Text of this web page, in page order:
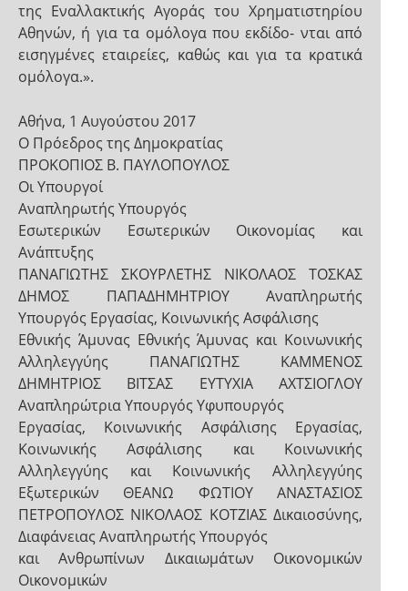
της Εναλλακτικής Αγοράς του Χρηματιστηρίου
Αθηνών, ή για τα ομόλογα που εκδίδο- νται από
εισηγμένες εταιρείες, καθώς και για τα κρατικά
ομόλογα.».
Αθήνα, 1 Αυγούστου 2017
Ο Πρόεδρος της Δημοκρατίας
ΠΡΟΚΟΠΙΟΣ Β. ΠΑΥΛΟΠΟΥΛΟΣ
Οι Υπουργοί
Αναπληρωτής Υπουργός
Εσωτερικών Εσωτερικών Οικονομίας και
Ανάπτυξης
ΠΑΝΑΓΙΩΤΗΣ ΣΚΟΥΡΛΕΤΗΣ ΝΙΚΟΛΑΟΣ ΤΟΣΚΑΣ
ΔΗΜΟΣ ΠΑΠΑΔΗΜΗΤΡΙΟΥ Αναπληρωτής
Υπουργός Εργασίας, Κοινωνικής Ασφάλισης
Εθνικής Άμυνας Εθνικής Άμυνας και Κοινωνικής
Αλληλεγγύης ΠΑΝΑΓΙΩΤΗΣ ΚΑΜΜΕΝΟΣ
ΔΗΜΗΤΡΙΟΣ ΒΙΤΣΑΣ ΕΥΤΥΧΙΑ ΑΧΤΣΙΟΓΛΟΥ
Αναπληρώτρια Υπουργός Υφυπουργός
Εργασίας, Κοινωνικής Ασφάλισης Εργασίας,
Κοινωνικής Ασφάλισης και Κοινωνικής
Αλληλεγγύης και Κοινωνικής Αλληλεγγύης
Εξωτερικών ΘΕΑΝΩ ΦΩΤΙΟΥ ΑΝΑΣΤΑΣΙΟΣ
ΠΕΤΡΟΠΟΥΛΟΣ ΝΙΚΟΛΑΟΣ ΚΟΤΖΙΑΣ Δικαιοσύνης,
Διαφάνειας Αναπληρωτής Υπουργός
και Ανθρωπίνων Δικαιωμάτων Οικονομικών
Οικονομικών